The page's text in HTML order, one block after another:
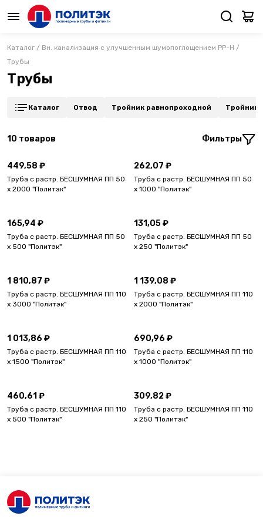
Каталог / Вн. канализация с улучшенным шумопоглощением PP-H /
Трубы
Трубы
Каталог Отвод Тройник равнопроходной Тройник
10 товаров Фильтры
449,58 ₽
Труба с растр. БЕСШУМНАЯ ПП 50
х 2000 "Политэк"
262,07 ₽
Труба с растр. БЕСШУМНАЯ ПП 50
х 1000 "Политэк"
165,94 ₽
Труба с растр. БЕСШУМНАЯ ПП 50
х 500 "Политэк"
131,05 ₽
Труба с растр. БЕСШУМНАЯ ПП 50
х 250 "Политэк"
1 810,87 ₽
Труба с растр. БЕСШУМНАЯ ПП 110
х 3000 "Политэк"
1 139,08 ₽
Труба с растр. БЕСШУМНАЯ ПП 110
х 2000 "Политэк"
1 013,86 ₽
Труба с растр. БЕСШУМНАЯ ПП 110
х 1500 "Политэк"
690,96 ₽
Труба с растр. БЕСШУМНАЯ ПП 110
х 1000 "Политэк"
460,61 ₽
Труба с растр. БЕСШУМНАЯ ПП 110
х 500 "Политэк"
309,82 ₽
Труба с растр. БЕСШУМНАЯ ПП 110
х 250 "Политэк"